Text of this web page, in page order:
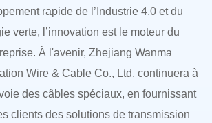
rapide de l’Industrie 4.0 et du
verte, l’innovation est le moteur du
À l'avenir, Zhejiang Wanma
Wire & Cable Co., Ltd. continuera à
des câbles spéciaux, en fournissant
clients des solutions de transmission